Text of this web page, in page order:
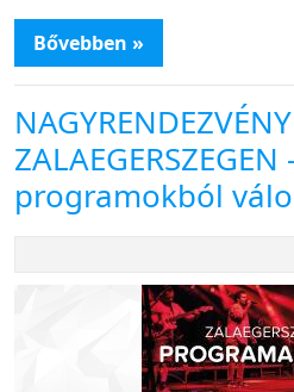
Bővebben »
programokból